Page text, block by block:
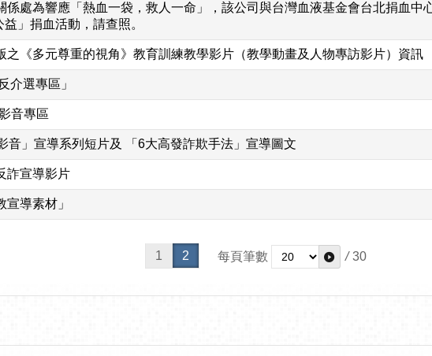
係處為響應「熱血一袋，救人一命」，該公司與台灣血液基金會台北捐血中
」捐血活動，請查照。
之《多元尊重的視角》教育訓練教學影片（教學動畫及人物專訪影片）資訊
介選專區」
音專區
音」宣導系列短片及 「6大高發詐欺手法」宣導圖文
詐宣導影片
導素材」
1 2 每頁筆數 / 30